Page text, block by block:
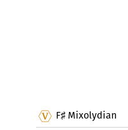
F♯ Mixolydian